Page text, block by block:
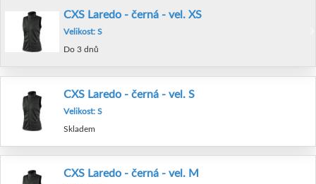
CXS Laredo - černá - vel. XS
Velikost: S
Do 3 dnů
CXS Laredo - černá - vel. S
Velikost: S
Skladem
CXS Laredo - černá - vel. M